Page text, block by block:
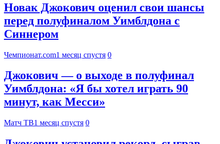
Новак Джокович оценил свои шансы
перед полуфиналом Уимблдона с
Синнером
Чемпионат.com1 месяц спустя 0
Джокович — о выходе в полуфинал
Уимблдона: «Я бы хотел играть 90
минут, как Месси»
Матч ТВ1 месяц спустя 0